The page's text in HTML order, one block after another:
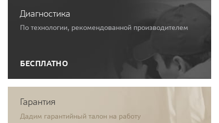
Диагностика
По технологии, рекомендованной производителем
БЕСПЛАТНО
Гарантия
Дадим гарантийный талон на работу